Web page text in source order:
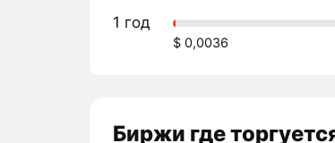
1 год
$ 0,0036
Биржи где